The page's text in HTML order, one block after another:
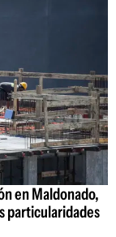
en Maldonado,
particularidades